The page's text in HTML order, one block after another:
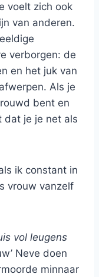
voelt zich ook
van anderen.
verborgen: de
en het juk van
Als je
bent en
dat je je net als
ik constant in
vrouw vanzelf
vol leugens
Neve doen
minnaar